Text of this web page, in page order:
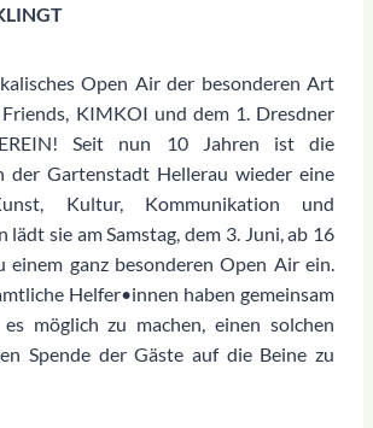
Open Air der besonderen Art
KIMKOI und dem 1. Dresdner
Seit nun 10 Jahren ist die
der Gartenstadt Hellerau wieder eine
Kultur, Kommunikation und
lädt sie am Samstag, dem 3. Juni, ab 16
einem ganz besonderen Open Air ein.
Helfer•innen haben gemeinsam
möglich zu machen, einen solchen
Spende der Gäste auf die Beine zu